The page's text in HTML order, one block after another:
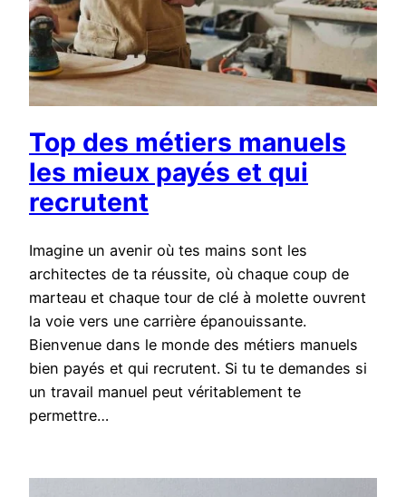
Top des métiers manuels
les mieux payés et qui
recrutent
Imagine un avenir où tes mains sont les
architectes de ta réussite, où chaque coup de
marteau et chaque tour de clé à molette ouvrent
la voie vers une carrière épanouissante.
Bienvenue dans le monde des métiers manuels
bien payés et qui recrutent. Si tu te demandes si
un travail manuel peut véritablement te
permettre…